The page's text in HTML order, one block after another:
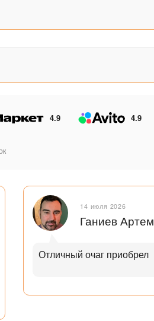
4.9 4.9
14 июля 2026
Ганиев Артем
Отличный очаг приобрел